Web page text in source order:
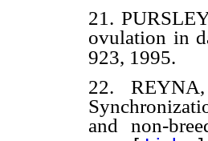
21.
ovulation in
923, 1995.
22.
and non-